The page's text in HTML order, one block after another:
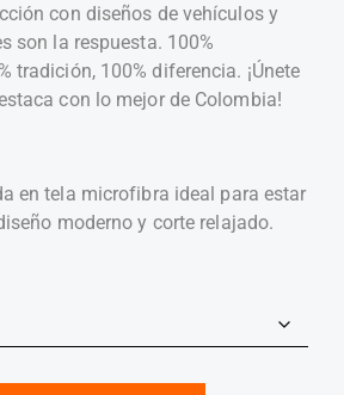
con diseños de vehículos y
son la respuesta. 100%
tradición, 100% diferencia. ¡Únete
con lo mejor de Colombia!
en tela microfibra ideal para estar
moderno y corte relajado.